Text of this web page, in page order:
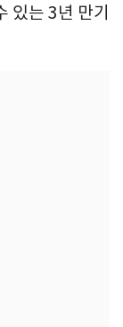
있는 3년 만기